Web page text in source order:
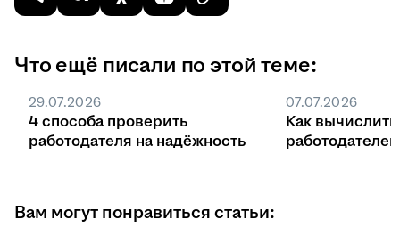
Что ещё писали по этой теме:
29.07.2026
4 способа проверить
работодателя на надёжность
07.07.2026
Как вычислить
Вам могут понравиться статьи: